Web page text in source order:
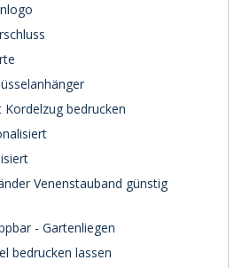
bedrucken
Venenstauband günstig
- Gartenliegen
bedrucken lassen